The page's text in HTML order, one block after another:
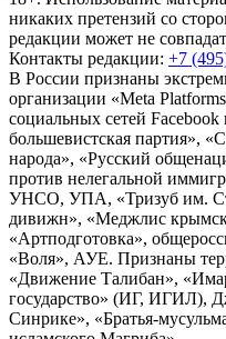
никаких претензий со
редакции может не
Контакты редакции: +7
В России признаны
организации «Meta
социальных сетей
большевистская партия»,
народа», «Русский
против нелегальной
УНСО, УПА, «Тризуб им.
дивижн», «Меджлис
«Артподготовка»,
«Воля», АУЕ. Признаны
«Движение Талибан»,
государство» (ИГ, ИГИЛ),
Синрике», «Братья-